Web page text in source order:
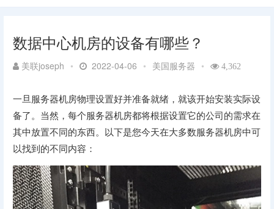
数据中心机房的设备有哪些？
美联joseph • 2022-04-06 • 美国服务器 • 4,362
一旦服务器机房物理设置好并准备就绪，就该开始安装实际设
备了。当然，每个服务器机房都将根据设置它的公司的需求在
其中放置不同的东西。以下是您今天在大多数服务器机房中可
以找到的不同内容：